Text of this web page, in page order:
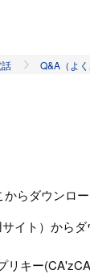
Q&A（よ
らダウンロ
イト）からダ
キー